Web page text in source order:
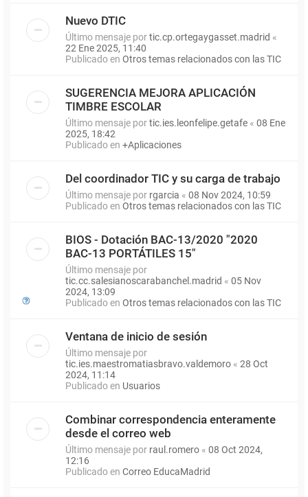
Nuevo DTIC
Último mensaje portic.cp.ortegaygasset.madrid «
22 Ene 2025, 11:40
Publicado en Otros temas relacionados con las TIC
SUGERENCIA MEJORA APLICACIÓN
TIMBRE ESCOLAR
Último mensaje portic.ies.leonfelipe.getafe « 08 Ene
2025, 18:42
Publicado en +Aplicaciones
Del coordinador TIC y su carga de trabajo
Último mensaje por rgarcia « 08 Nov 2024, 10:59
Publicado en Otros temas relacionados con las TIC
BIOS - Dotación BAC-13/2020 "2020
BAC-13 PORTÁTILES 15"
Último mensaje por
tic.cc.salesianoscarabanchel.madrid « 05 Nov
2024, 13:09
Publicado en Otros temas relacionados con las TIC
Ventana de inicio de sesión
Último mensaje por
tic.ies.maestromatiasbravo.valdemoro « 28 Oct
2024, 11:14
Publicado en Usuarios
Combinar correspondencia enteramente
desde el correo web
Último mensaje por raul.romero « 08 Oct 2024,
12:16
Publicado en Correo EducaMadrid